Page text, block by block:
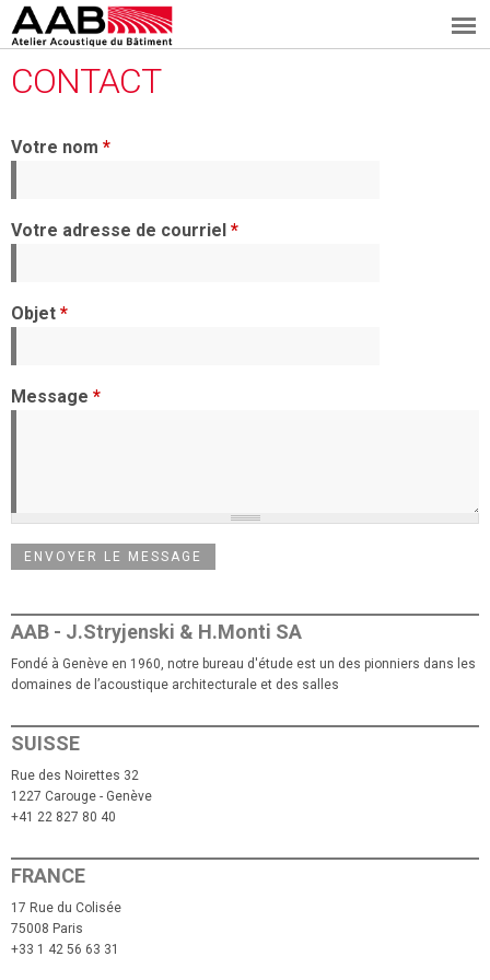
au
principal
A
B
CONTACT
Votre nom *
Votre adresse de courriel *
Objet *
Message *
AAB - J.Stryjenski & H.Monti SA
Fondé à Genève en 1960, notre bureau d'étude est un des pionniers dans les
domaines de l’acoustique architecturale et des salles
SUISSE
Rue des Noirettes 32
1227 Carouge - Genève
+41 22 827 80 40
FRANCE
17 Rue du Colisée
75008 Paris
+33 1 42 56 63 31